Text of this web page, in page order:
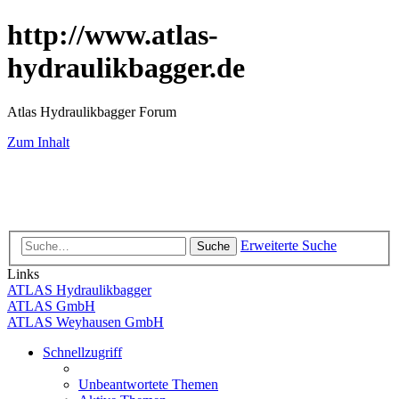
http://www.atlas-
hydraulikbagger.de
Atlas Hydraulikbagger Forum
Zum Inhalt
Suche
Erweiterte Suche
Links
ATLAS Hydraulikbagger
ATLAS GmbH
ATLAS Weyhausen GmbH
Schnellzugriff
Unbeantwortete Themen